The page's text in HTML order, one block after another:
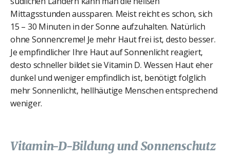
Mittagsstunden aussparen. Meist reicht es schon, sich
15 – 30 Minuten in der Sonne aufzuhalten. Natürlich
ohne Sonnencreme! Je mehr Haut frei ist, desto besser.
Je empfindlicher Ihre Haut auf Sonnenlicht reagiert,
desto schneller bildet sie Vitamin D. Wessen Haut eher
dunkel und weniger empfindlich ist, benötigt folglich
mehr Sonnenlicht, hellhäutige Menschen entsprechend
weniger.
Vitamin-D-Bildung und Sonnenschutz